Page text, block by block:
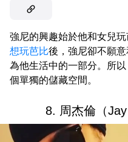
強尼的興趣始於他和女兒
想玩芭比後，強尼卻不願
為他生活中的一部分。所
個單獨的儲藏空間。
8. 周杰倫（